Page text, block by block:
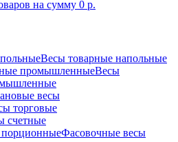
на сумму 0 р.
Весы товарные напольные
Весы
весы
торговые
счетные
Фасовочные весы